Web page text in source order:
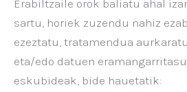
Erabiltzaile orok baliatu ahal
sartu, horiek zuzendu nahiz
ezeztatu, tratamendua
eta/edo datuen
eskubideak, bide hauetatik: